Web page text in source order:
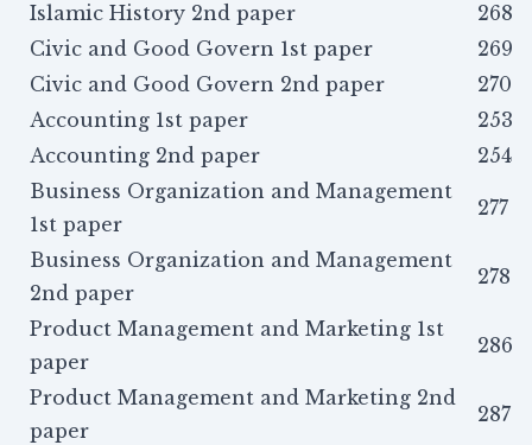
Islamic History 2nd paper
268
Civic and Good Govern 1st paper
269
Civic and Good Govern 2nd paper
270
Accounting 1st paper
253
Accounting 2nd paper
254
Business Organization and Management
1st paper
277
Business Organization and Management
2nd paper
278
Product Management and Marketing 1st
paper
286
Product Management and Marketing 2nd
paper
287